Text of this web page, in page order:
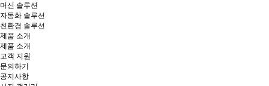
머신 솔루션
자동화 솔루션
친환경 솔루션
제품 소개
제품 소개
고객 지원
문의하기
공지사항